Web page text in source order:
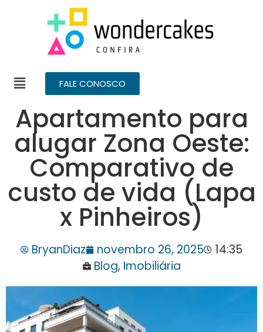
FALE CONOSCO
Apartamento para
alugar Zona Oeste:
Comparativo de
custo de vida (Lapa
x Pinheiros)
BryanDiaz novembro 26, 2025
14:35
Blog, Imobiliária